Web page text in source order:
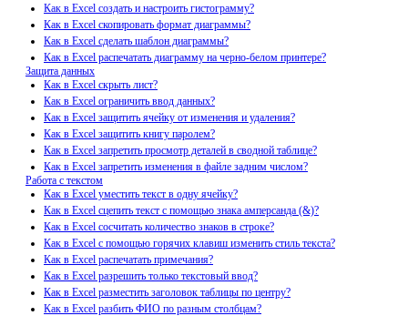
Как в Excel создать и настроить гистограмму?
Как в Excel скопировать формат диаграммы?
Как в Excel сделать шаблон диаграммы?
Как в Excel распечатать диаграмму на черно-белом принтере?
Защита данных
Как в Excel скрыть лист?
Как в Excel ограничить ввод данных?
Как в Excel защитить ячейку от изменения и удаления?
Как в Excel защитить книгу паролем?
Как в Excel запретить просмотр деталей в сводной таблице?
Как в Excel запретить изменения в файле задним числом?
Работа с текстом
Как в Excel уместить текст в одну ячейку?
Как в Excel сцепить текст с помощью знака амперсанда (&)?
Как в Excel сосчитать количество знаков в строке?
Как в Excel с помощью горячих клавиш изменить стиль текста?
Как в Excel распечатать примечания?
Как в Excel разрешить только текстовый ввод?
Как в Excel разместить заголовок таблицы по центру?
Как в Excel разбить ФИО по разным столбцам?